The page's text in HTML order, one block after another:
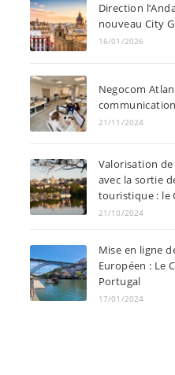
Direction
nouveau City
16/01/2026
Negocom
21/11/2024
Valorisation
avec la sortie
touristique : le
21/10/2024
Mise en ligne
Européen : Le
Portugal
17/01/2024